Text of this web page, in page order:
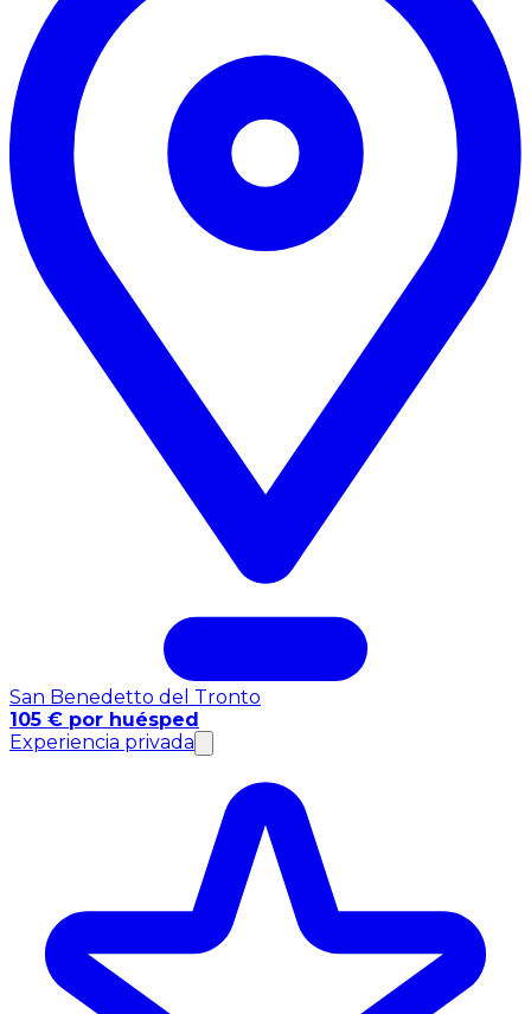
San Benedetto del Tronto
105 € por huésped
Experiencia privada